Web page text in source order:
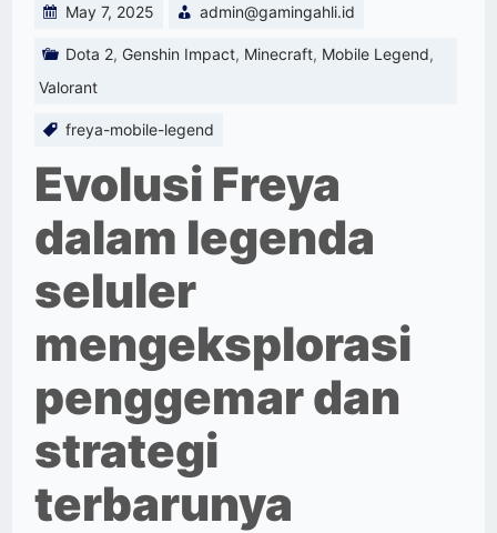
May 7, 2025 admin@gamingahli.id
Dota 2, Genshin Impact, Minecraft, Mobile Legend,
Valorant
freya-mobile-legend
Evolusi Freya
dalam legenda
seluler
mengeksplorasi
penggemar dan
strategi
terbarunya